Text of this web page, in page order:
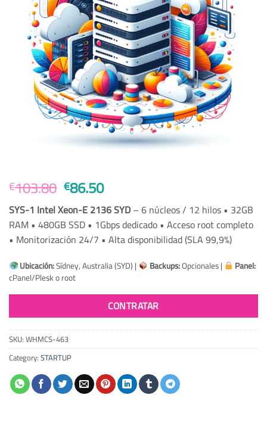
€103.80 Original
price
was:
€103.80.
€86.50Current
price
is:
€86.50.
SYS-1 Intel Xeon-E 2136 SYD– 6 núcleos / 12 hilos • 32GB
RAM • 480GB SSD • 1Gbps dedicado • Acceso root completo
• Monitorización 24/7 • Alta disponibilidad (SLA 99,9%)
Ubicación:Sídney, Australia (SYD) | Backups:Opcionales | Panel:
cPanel/Plesk o root
CONTRATAR
SKU:WHMCS-463
Category:STARTUP